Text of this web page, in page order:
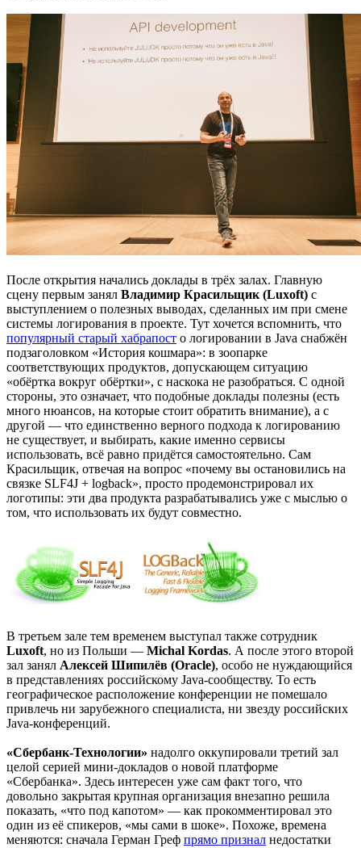
После открытия начались доклады в трёх залах. Главную
сцену первым занял Владимир Красильщик (Luxoft) с
выступлением о полезных выводах, сделанных им при смене
системы логирования в проекте. Тут хочется вспомнить, что
популярный старый хабрапост о логировании в Java снабжён
подзаголовком «История кошмара»: в зоопарке
соответствующих продуктов, допускающем ситуацию
«обёртка вокруг обёртки», с наскока не разобраться. С одной
стороны, это означает, что подобные доклады полезны (есть
много нюансов, на которые стоит обратить внимание), а с
другой — что единственно верного подхода к логированию
не существует, и выбирать, какие именно сервисы
использовать, всё равно придётся самостоятельно. Сам
Красильщик, отвечая на вопрос «почему вы остановились на
связке SLF4J + logback», просто продемонстрировал их
логотипы: эти два продукта разрабатывались уже с мыслью о
том, что использовать их будут совместно.
В третьем зале тем временем выступал также сотрудник
Luxoft, но из Польши — Michal Kordas. А после этого второй
зал занял Алексей Шипилёв (Oracle), особо не нуждающийся
в представлениях российскому Java-сообществу. То есть
географическое расположение конференции не помешало
привлечь ни зарубежного специалиста, ни звезду российских
Java-конференций.
«Сбербанк-Технологии» надолго оккупировали третий зал
целой серией мини-докладов о новой платформе
«Сбербанка». Здесь интересен уже сам факт того, что
довольно закрытая крупная организация внезапно решила
показать, «что под капотом» — как прокомментировал это
один из её спикеров, «мы сами в шоке». Похоже, времена
меняются: сначала Герман Греф прямо признал недостатки